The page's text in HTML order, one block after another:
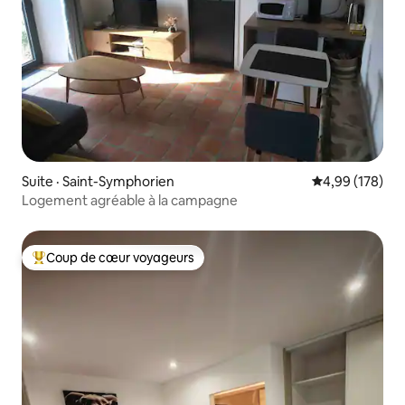
Suite · Saint-Symphorien Note
4,99 (178)
Logement agréable à la campagne
Coup de cœur voyageurs parmi les plus aimés
Coup de cœur voyageurs